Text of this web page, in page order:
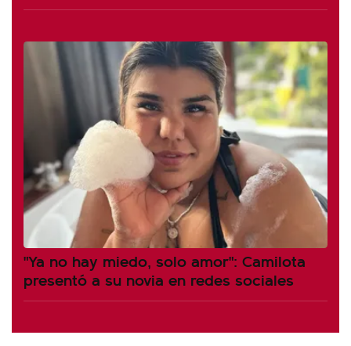
"Ya no hay miedo, solo amor": Camilota
presentó a su novia en redes sociales